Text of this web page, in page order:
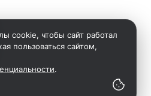
cookie, чтобы сайт работал
пользоваться сайтом,
.